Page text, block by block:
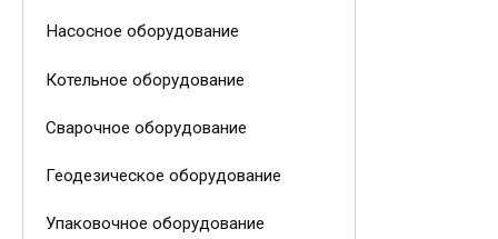
Насосное оборудование
Котельное оборудование
Сварочное оборудование
Геодезическое оборудование
Упаковочное оборудование